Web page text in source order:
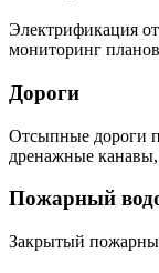
Электрификация
мониторинг
Дороги
Отсыпные дороги
дренажные канавы,
Пожарный
Закрытый